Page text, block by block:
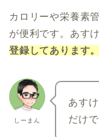
カロリーや栄養素
が便利です。あす
登録してあります。
しーまん
あす
だけ